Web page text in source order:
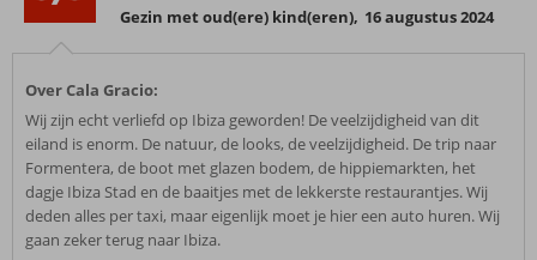
Gezin met oud(ere) kind(eren), 16 augustus 2024
Over Cala Gracio:
Wij zijn echt verliefd op Ibiza geworden! De veelzijdigheid van dit
eiland is enorm. De natuur, de looks, de veelzijdigheid. De trip naar
Formentera, de boot met glazen bodem, de hippiemarkten, het
dagje Ibiza Stad en de baaitjes met de lekkerste restaurantjes. Wij
deden alles per taxi, maar eigenlijk moet je hier een auto huren. Wij
gaan zeker terug naar Ibiza.